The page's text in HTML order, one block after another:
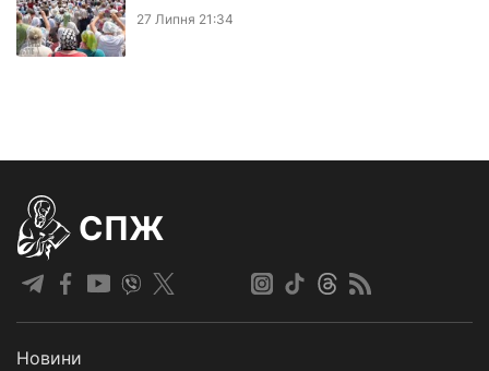
27 Липня 21:34
СПЖ
Новини